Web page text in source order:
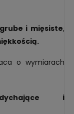
grube i mięsiste,
o wymiarach
i